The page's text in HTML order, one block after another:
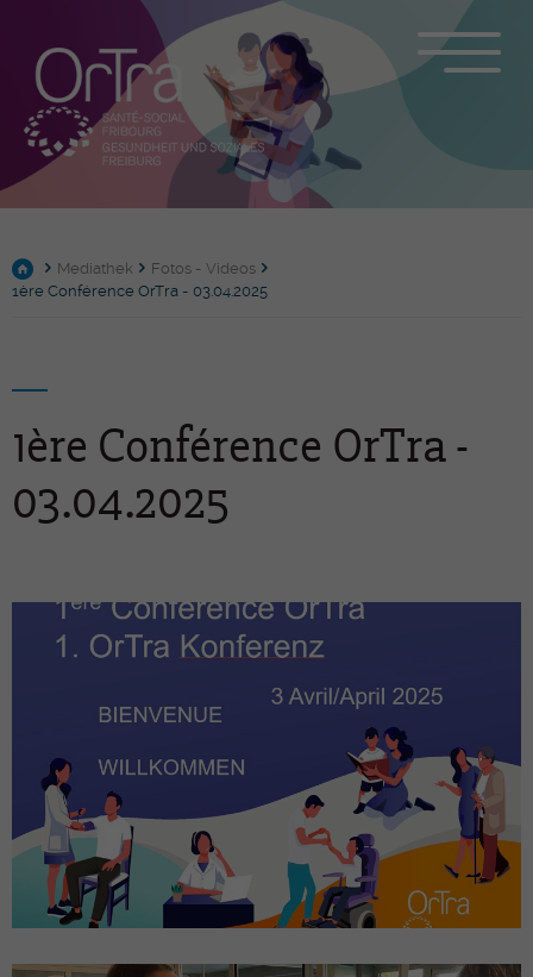
Mediathek
Fotos - Videos
1ère Conférence OrTra - 03.04.2025
1ère Conférence OrTra -
03.04.2025